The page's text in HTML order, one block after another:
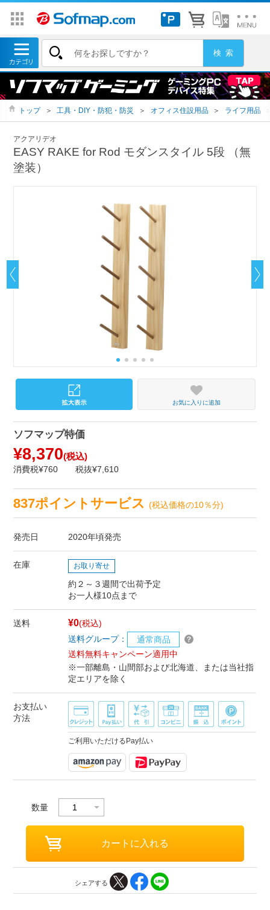
トップ ＞ 工具・DIY・防犯・防災 ＞ オフィス住設用品 ＞ ライフ用品
アクアリデオ
EASY RAKE for Rod モダンスタイル 5段 （無
塗装）
お気に入りに追加
ソフマップ特価
¥8,370(税込)
消費税¥760 税抜¥7,610
837ポイントサービス(税込価格の10％分)
発売日 2020年頃発売
在庫 お取り寄せ
約２～３週間で出荷予定
お一人様10点まで
送料 ¥0(税込)
送料グループ：
通常商品
送料無料キャンペーン適用中
※一部離島・山間部および北海道、または当社指
定エリアを除く
お支払い
方法
ご利用いただけるPay払い
数量
シェアする